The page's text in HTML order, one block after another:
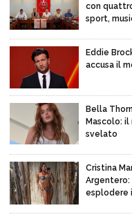
con
sport,
Eddie
accusa il
Bella
Mascolo: il
svelato
Cristina
esplodere